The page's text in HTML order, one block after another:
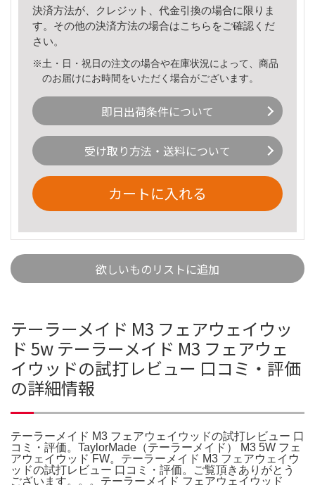
決済方法が、クレジット、代金引換の場合に限りま
す。その他の決済方法の場合はこちら をご確認くだ
さい。
※土・日・祝日の注文の場合や在庫状況によって、商品
のお届けにお時間をいただく場合がございます。
即日出荷条件について
受け取り方法・送料について
カートに入れる
欲しいものリストに追加
テーラーメイド M3 フェアウェイウッ
ド 5w テーラーメイド M3 フェアウェ
イウッドの試打レビュー 口コミ・評価
の詳細情報
テーラーメイド M3 フェアウェイウッドの試打レビュー 口
コミ・評価。TaylorMade（テーラーメイド） M3 5W フェ
アウェイウッド FW。テーラーメイド M3 フェアウェイウ
ッドの試打レビュー 口コミ・評価。ご覧頂きありがとう
ございます。。。テーラーメイド フェアウェイウッド